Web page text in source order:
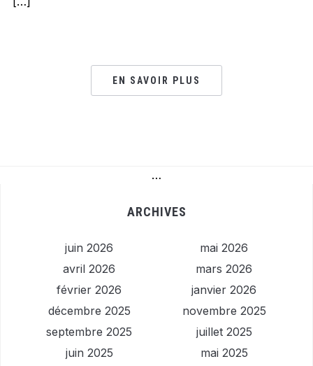
EN SAVOIR PLUS
…
ARCHIVES
juin 2026
mai 2026
avril 2026
mars 2026
février 2026
janvier 2026
décembre 2025
novembre 2025
septembre 2025
juillet 2025
juin 2025
mai 2025